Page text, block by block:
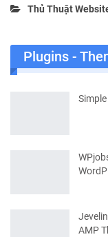
Thủ Thuật
Plugins -
AMP